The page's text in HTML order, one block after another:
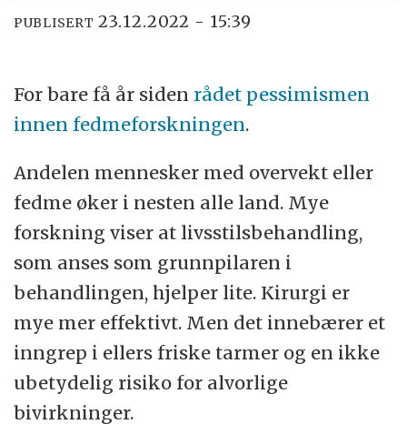
PUBLISERT 23.12.2022 - 15:39
For bare få år siden rådet pessimismen
innen fedmeforskningen.
Andelen mennesker med overvekt eller
fedme øker i nesten alle land. Mye
forskning viser at livsstilsbehandling,
som anses som grunnpilaren i
behandlingen, hjelper lite. Kirurgi er
mye mer effektivt. Men det innebærer et
inngrep i ellers friske tarmer og en ikke
ubetydelig risiko for alvorlige
bivirkninger.